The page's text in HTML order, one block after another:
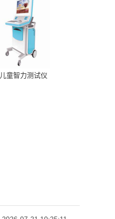
儿童智力测试仪